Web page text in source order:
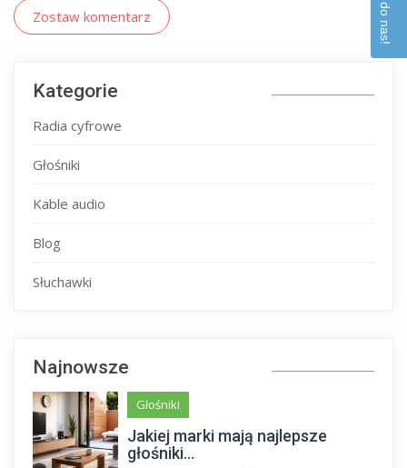
Zostaw komentarz
Kategorie
Radia cyfrowe
Głośniki
Kable audio
Blog
Słuchawki
Najnowsze
Głośniki
Jakiej marki mają najlepsze
głośniki...